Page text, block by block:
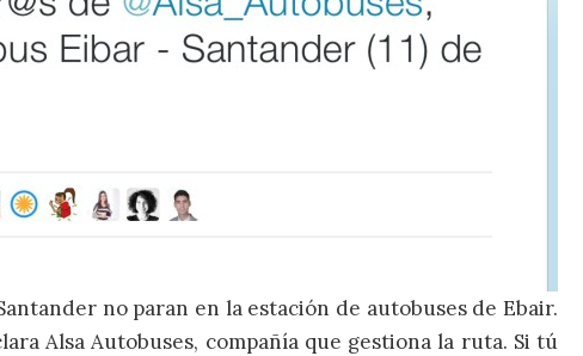
no paran en la estación de autobuses de Ebair.
Alsa Autobuses, compañía que gestiona la ruta. Si tú